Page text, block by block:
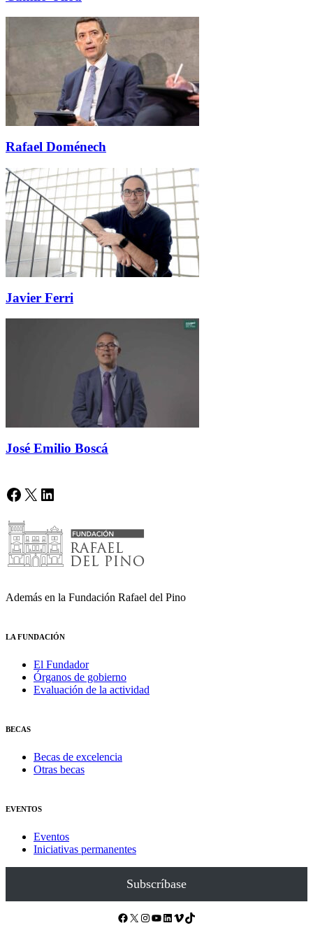
Rafael Doménech
Javier Ferri
José Emilio Boscá
Facebook
X LinkedIn
Además en la Fundación Rafael del Pino
LA FUNDACIÓN
El Fundador
Órganos de gobierno
Evaluación de la actividad
BECAS
Becas de excelencia
Otras becas
EVENTOS
Eventos
Iniciativas permanentes
Subscríbase
Facebook X Instagram YouTube LinkedIn Vimeo TikTok